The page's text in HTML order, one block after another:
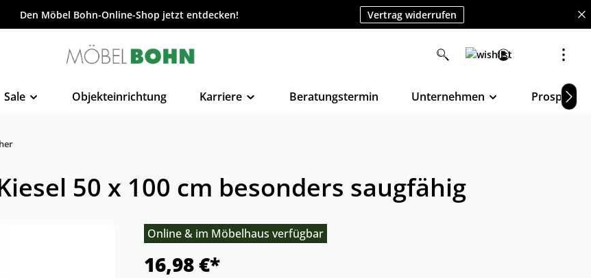
Den Möbel Bohn-Online-Shop jetzt entdecken! Vertrag widerrufen
Sale Objekteinrichtung Karriere Beratungstermin Unternehmen Prospekte
50 x 100 cm besonders saugfähig
Online & im Möbelhaus verfügbar
16,98 €*